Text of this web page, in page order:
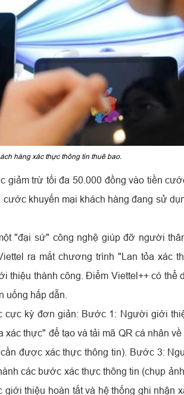
hàng xác thực thông tin thuê bao.
giảm trừ tối đa 50.000 đồng vào tiền
khuyến mại khách hàng đang sử
"đại sứ" công nghệ giúp đỡ người
ra mắt chương trình "Lan tỏa xác
thiệu thành công. Điểm Viettel++ có thể
uống hấp dẫn.
kỳ đơn giản: Bước 1: Người giới
thực" để tạo và tải mã QR cá nhân
được xác thực thông tin). Bước 3:
các bước xác thực thông tin (chụp
thiệu hoàn tất và hệ thống ghi nhận